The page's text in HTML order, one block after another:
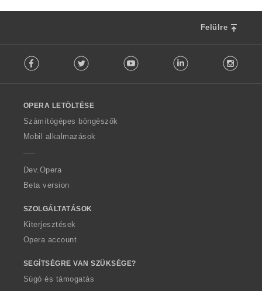
Felülre
o
w
O
p
a
Facebook Twitter Youtube LinkedIn
OPERA LETÖLTÉSE
Számítógépes böngészők
Mobil alkalmazások
Dev.Opera
Beta version
SZOLGÁLTATÁSOK
Kiterjesztések
Opera account
SEGÍTSÉGRE VAN SZÜKSÉGE?
Súgó és támogatás